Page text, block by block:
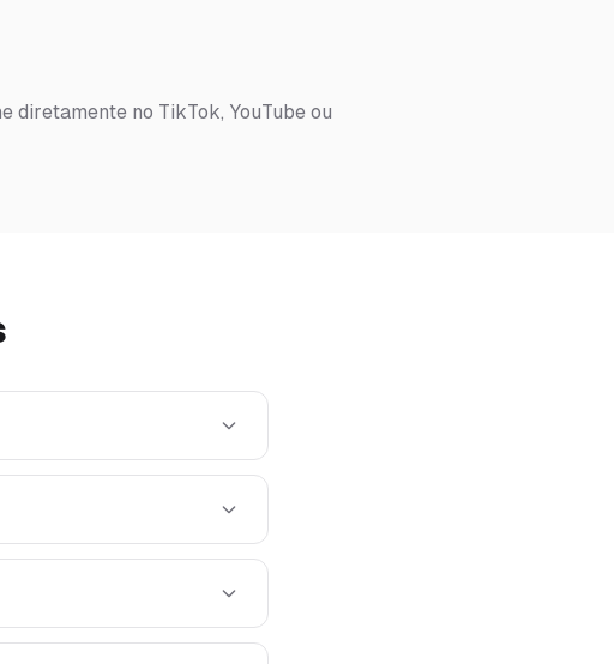
diretamente no TikTok, YouTube ou